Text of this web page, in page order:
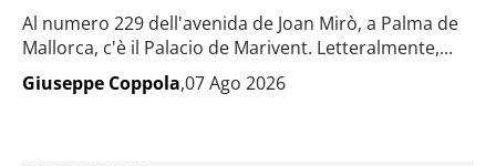
Al numero 229 dell'avenida de Joan Mirò, a Palma de
Mallorca, c'è il Palacio de Marivent. Letteralmente,...
Giuseppe Coppola,07 Ago 2026